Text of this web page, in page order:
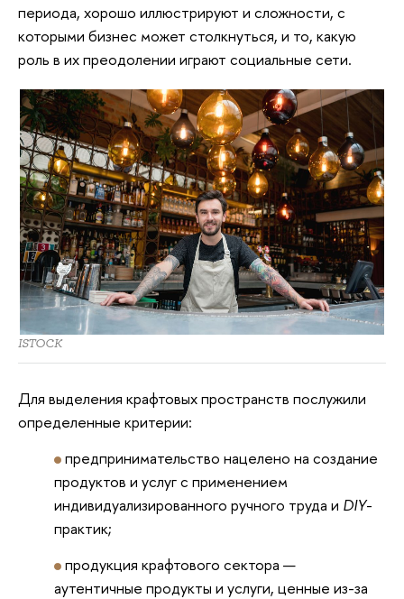
периода, хорошо иллюстрируют и сложности, с
которыми бизнес может столкнуться, и то, какую
роль в их преодолении играют социальные сети.
ISTOCK
Для выделения крафтовых пространств послужили
определенные критерии:
предпринимательство нацелено на создание
продуктов и услуг с применением
индивидуализированного ручного труда и DIY-
практик;
продукция крафтового сектора —
аутентичные продукты и услуги, ценные из-за